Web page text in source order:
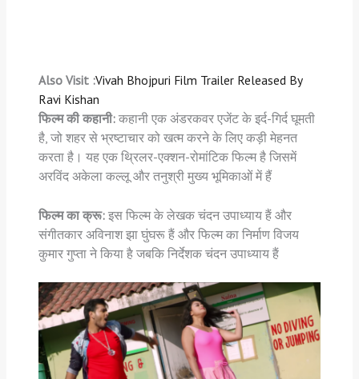
Also Visit :Vivah Bhojpuri Film Trailer Released By
Ravi Kishan
फिल्म की कहानी: कहानी एक अंडरकवर एजेंट के इर्द-गिर्द घूमती
है, जो शहर से भ्रष्टाचार को खत्म करने के लिए कड़ी मेहनत
करता है। यह एक थ्रिलर-एक्शन-रोमांटिक फिल्म है जिसमें
अरविंद अकेला कल्लू और तनुश्री मुख्य भूमिकाओं में हैं
फिल्म का क्रू: इस फिल्म के लेखक चंदन उपाध्याय हैं और
संगीतकार अविनाश झा घुंघरू हैं और फिल्म का निर्माण विजय
कुमार गुप्ता ने किया है जबकि निर्देशक चंदन उपाध्याय हैं